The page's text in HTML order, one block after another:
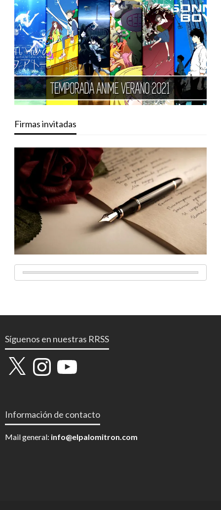
Firmas invitadas
Síguenos en nuestras RRSS
X InstagramYouTube
Información de contacto
Mail general: info@elpalomitron.com